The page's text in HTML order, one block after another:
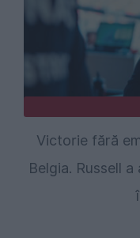
Victorie fără
Belgia. Russell